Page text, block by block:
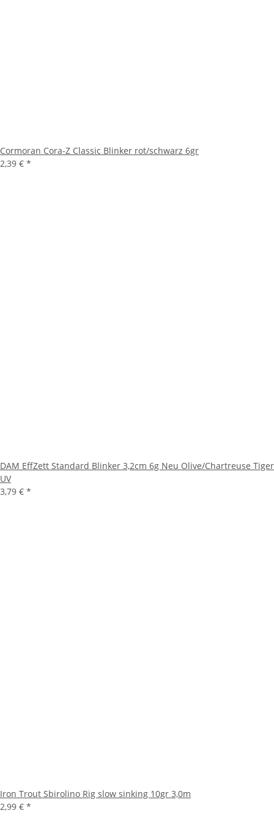
Cormoran Cora-Z Classic Blinker rot/schwarz 6gr
2,39 € *
DAM EffZett Standard Blinker 3,2cm 6g Neu Olive/Chartreuse Tiger
UV
3,79 € *
Iron Trout Sbirolino Rig slow sinking 10gr 3,0m
2,99 € *